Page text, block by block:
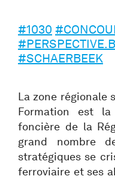
#1030
#SCHAERBEEK
La zone régionale
Formation est
foncière de la
grand nombre
stratégiques se
ferroviaire et ses